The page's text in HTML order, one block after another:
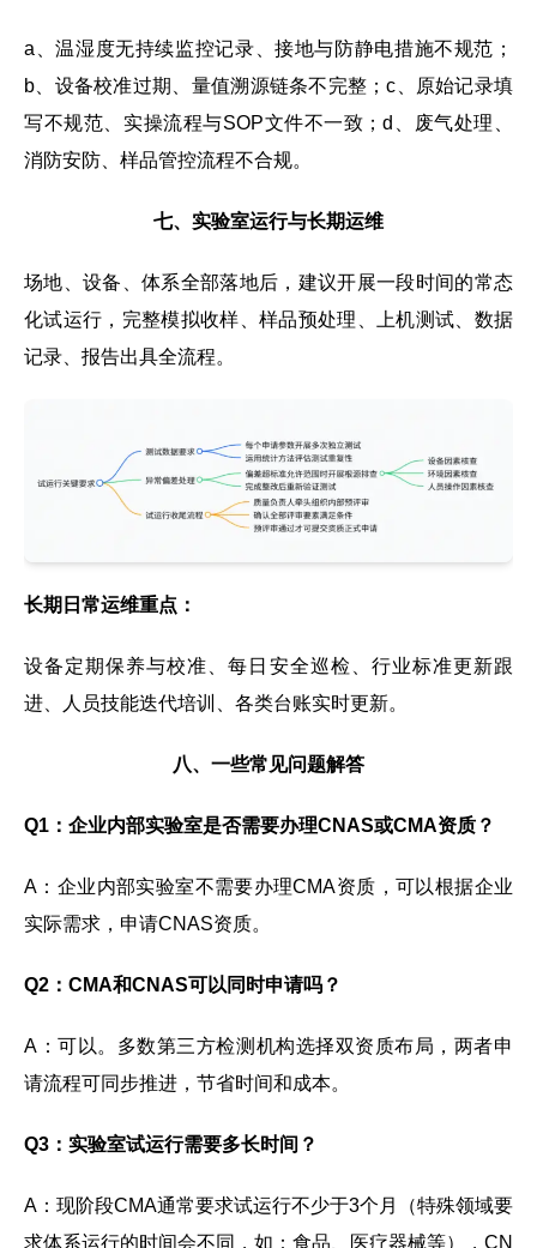
a、温湿度无持续监控记录、接地与防静电措施不规范；
b、设备校准过期、量值溯源链条不完整；c、原始记录填
写不规范、实操流程与SOP文件不一致；d、废气处理、
消防安防、样品管控流程不合规。
七、实验室运行与长期运维
场地、设备、体系全部落地后，建议开展一段时间的常态
化试运行，完整模拟收样、样品预处理、上机测试、数据
记录、报告出具全流程。
长期日常运维重点：
设备定期保养与校准、每日安全巡检、行业标准更新跟
进、人员技能迭代培训、各类台账实时更新。
八、一些常见问题解答
Q1：企业内部实验室是否需要办理CNAS或CMA资质？
A：企业内部实验室不需要办理CMA资质，可以根据企业
实际需求，申请CNAS资质。
Q2：CMA和CNAS可以同时申请吗？
A：可以。多数第三方检测机构选择双资质布局，两者申
请流程可同步推进，节省时间和成本。
Q3：实验室试运行需要多长时间？
A：现阶段CMA通常要求试运行不少于3个月（特殊领域要
求体系运行的时间会不同，如：食品、医疗器械等），CN